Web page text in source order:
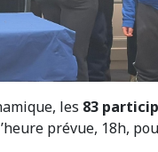
les 83
prévue, 18h,